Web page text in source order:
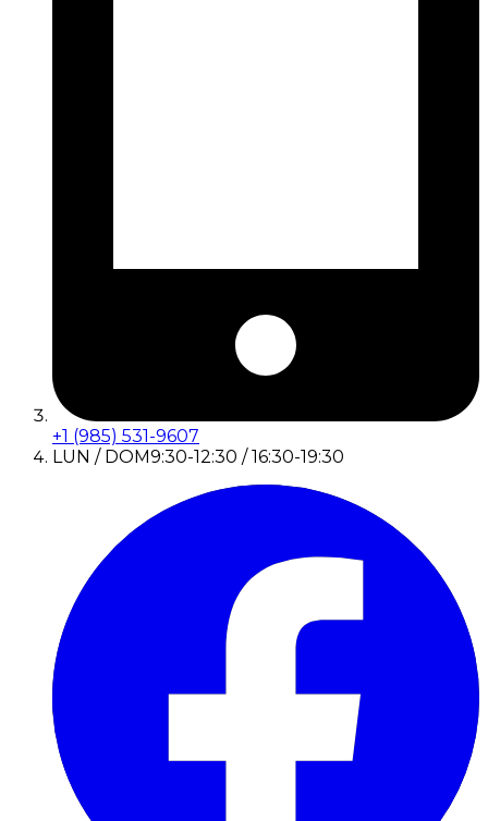
+1 (985) 531-9607
LUN / DOM9:30-12:30 / 16:30-19:30